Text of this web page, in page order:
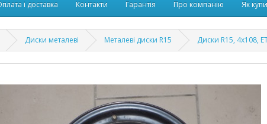
і доставка Контакти Гарантія Про компанію Як
Диски металеві Металеві диски R15 Диски R15, 4x108,